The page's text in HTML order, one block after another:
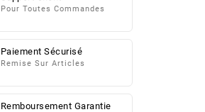
Pour Toutes Commandes
Paiement Sécurisé
Remise Sur Articles
Remboursement Garantie